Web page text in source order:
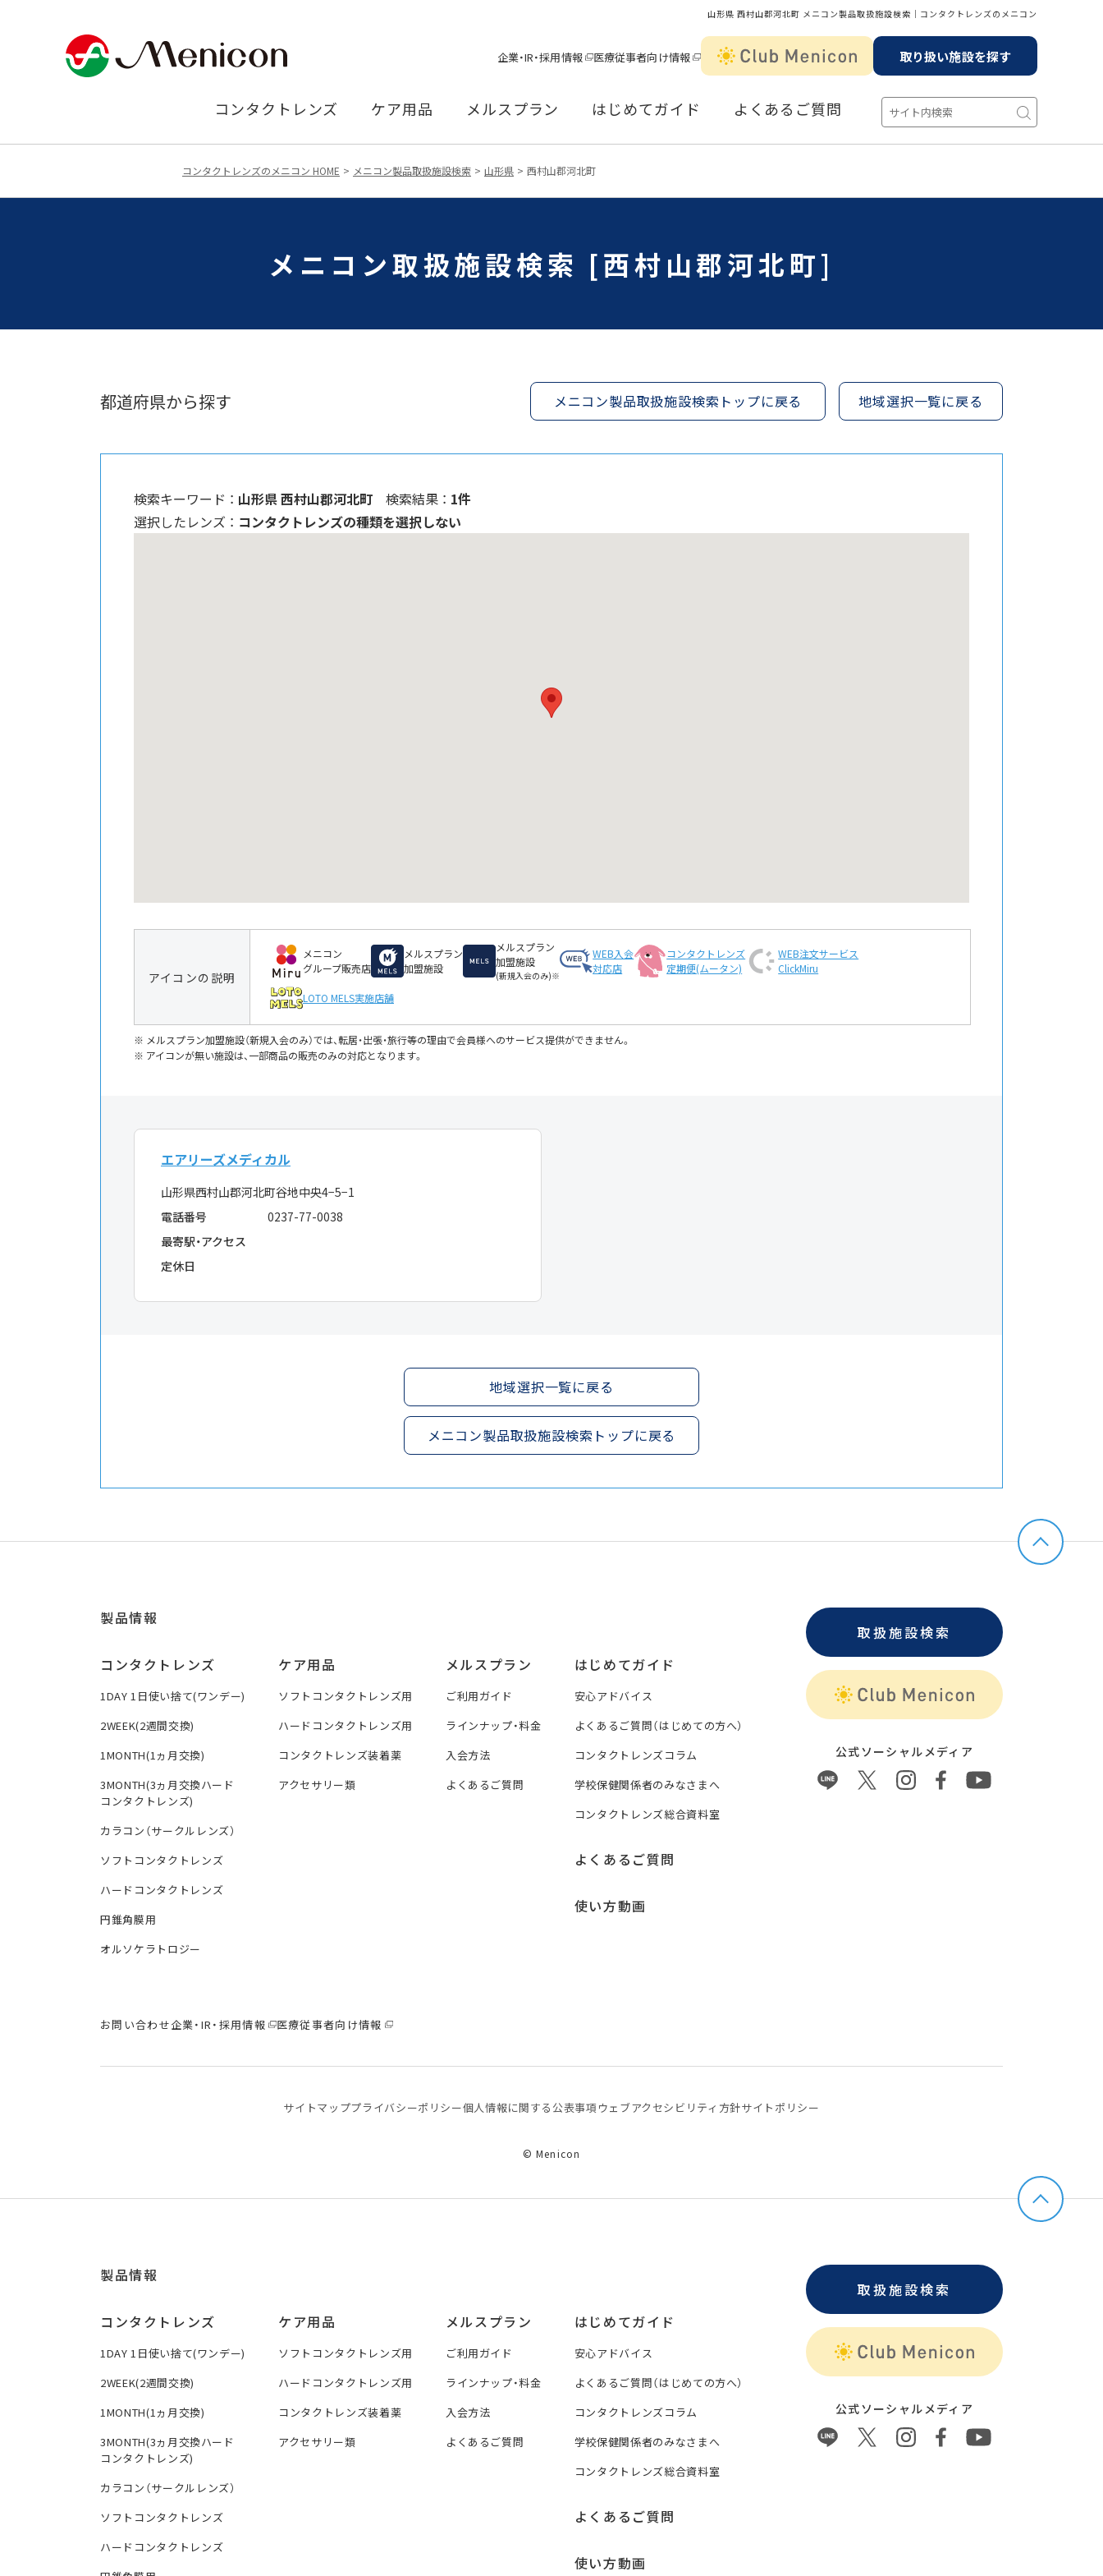
山形県 西村山郡河北町 メニコン製品取扱施設検索│コンタクトレンズのメニコン
企業・IR・採用情報 医療従事者向け情報 取り扱い施設を探す
コンタクトレンズ ケア用品 メルスプラン はじめてガイド よくあるご質問
コンタクトレンズのメニコン HOME メニコン製品取扱施設検索 山形県 西村山郡河北町
メニコン取扱施設検索 [西村山郡河北町]
都道府県から探す メニコン製品取扱施設検索トップに戻る 地域選択一覧に戻る
検索キーワード ： 山形県 西村山郡河北町 検索結果 ： 1件
選択したレンズ ： コンタクトレンズの種類を選択しない
アイコンの説明
メニコン
グループ販売店
メルスプラン
加盟施設
メルスプラン
加盟施設
(新規入会のみ)※
WEB入会
対応店
コンタクトレンズ
定期便(ムータン)
WEB注文サービス
ClickMiru
LOTO MELS実施店舗
メルスプラン加盟施設（新規入会のみ）では、転居・出張・旅行等の理由で会員様へのサービス提供ができません。
アイコンが無い施設は、一部商品の販売のみの対応となります。
エアリーズメディカル
山形県西村山郡河北町谷地中央4−5−1
電話番号
0237-77-0038
最寄駅・アクセス
定休日
地域選択一覧に戻る
メニコン製品取扱施設検索トップに戻る
製品情報
コンタクトレンズ
1DAY 1日使い捨て(ワンデー)
2WEEK(2週間交換)
1MONTH(1ヵ月交換)
3MONTH(3ヵ月交換ハード
コンタクトレンズ)
カラコン（サークルレンズ）
ソフトコンタクトレンズ
ハードコンタクトレンズ
円錐角膜用
オルソケラトロジー
ケア用品
ソフトコンタクトレンズ用
ハードコンタクトレンズ用
コンタクトレンズ装着薬
アクセサリー類
メルスプラン
ご利用ガイド
ラインナップ・料金
入会方法
よくあるご質問
はじめてガイド
安心アドバイス
よくあるご質問（はじめての方へ）
コンタクトレンズコラム
学校保健関係者のみなさまへ
コンタクトレンズ総合資料室
よくあるご質問
使い方動画
取扱施設検索
公式ソーシャルメディア
お問い合わせ企業・IR・採用情報 医療従事者向け情報
サイトマッププライバシーポリシー個⼈情報に関する公表事項 ウェブアクセシビリティ方針サイトポリシー
© Menicon
製品情報
コンタクトレンズ
1DAY 1日使い捨て(ワンデー)
2WEEK(2週間交換)
1MONTH(1ヵ月交換)
3MONTH(3ヵ月交換ハード
コンタクトレンズ)
カラコン（サークルレンズ）
ソフトコンタクトレンズ
ハードコンタクトレンズ
ケア用品
ソフトコンタクトレンズ用
ハードコンタクトレンズ用
コンタクトレンズ装着薬
アクセサリー類
メルスプラン
ご利用ガイド
ラインナップ・料金
入会方法
よくあるご質問
はじめてガイド
安心アドバイス
よくあるご質問（はじめての方へ）
コンタクトレンズコラム
学校保健関係者のみなさまへ
コンタクトレンズ総合資料室
よくあるご質問
使い方動画
取扱施設検索
公式ソーシャルメディア